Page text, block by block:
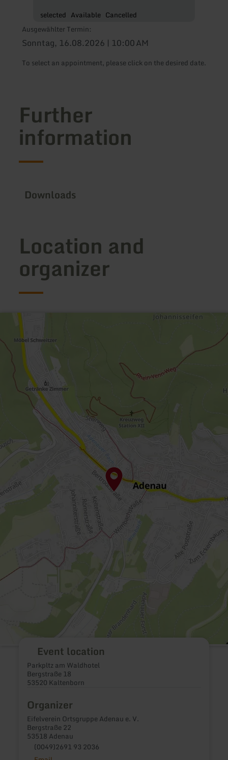
selected Available Cancelled
Ausgewählter Termin:
Sonntag, 16.08.2026 | 10:00 AM
To select an appointment, please click on the desired date.
Further
information
Downloads
Location and
organizer
Event location
Parkpltz am Waldhotel
Bergstraße 18
53520 Kaltenborn
Organizer
Eifelverein Ortsgruppe Adenau e. V.
Bergstraße 22
53518 Adenau
(0049)2691 93 2036